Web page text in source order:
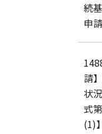
続
申請
請
状
式
(1)】